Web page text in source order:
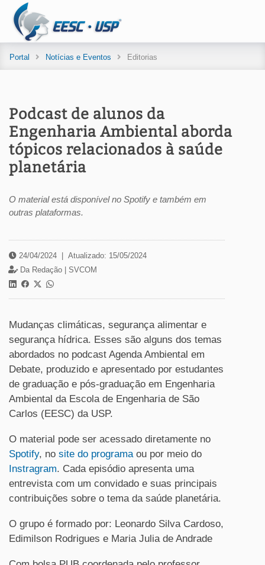
Portal Notícias e Eventos Editorias
Podcast de alunos da
Engenharia Ambiental aborda
tópicos relacionados à saúde
planetária
O material está disponível no Spotify e também em
outras plataformas.
24/04/2024
Atualizado: 15/05/2024
Da Redação | SVCOM
Mudanças climáticas, segurança alimentar e
segurança hídrica. Esses são alguns dos temas
abordados no podcast Agenda Ambiental em
Debate, produzido e apresentado por estudantes
de graduação e pós-graduação em Engenharia
Ambiental da Escola de Engenharia de São
Carlos (EESC) da USP.
O material pode ser acessado diretamente no
Spotify, no site do programaou por meio do
Instragram. Cada episódio apresenta uma
entrevista com um convidado e suas principais
contribuições sobre o tema da saúde planetária.
O grupo é formado por: Leonardo Silva Cardoso,
Edimilson Rodrigues e Maria Julia de Andrade